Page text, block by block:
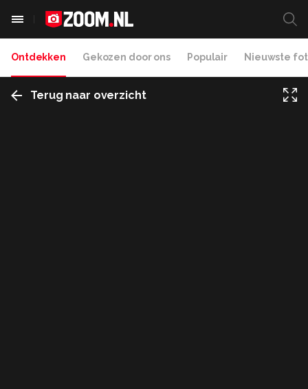
Ontdekken Gekozen door ons Populair Nieuwste
Terug naar overzicht